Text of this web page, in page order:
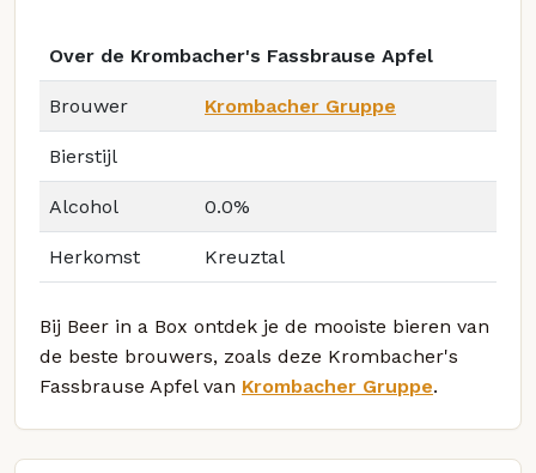
Over de Krombacher's Fassbrause Apfel
Brouwer Krombacher Gruppe
Bierstijl
Alcohol 0.0%
Herkomst Kreuztal
Bij Beer in a Box ontdek je de mooiste bieren van
de beste brouwers, zoals deze Krombacher's
Fassbrause Apfel van Krombacher Gruppe.